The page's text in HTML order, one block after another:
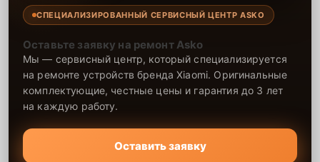
СПЕЦИАЛИЗИРОВАННЫЙ СЕРВИСНЫЙ ЦЕНТР ASKO
Оставьте заявку на ремонт Asko
Мы — сервисный центр, который специализируется
на ремонте устройств бренда Xiaomi. Оригинальные
комплектующие, честные цены и гарантия до 3 лет
на каждую работу.
Оставить заявку